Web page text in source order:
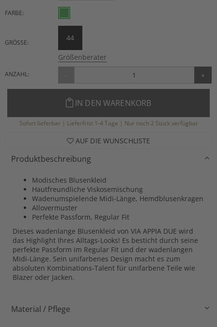
FARBE:
GRÖSSE:
44
Größenberater
ANZAHL: - +
IN DEN WARENKORB
Sofort lieferbar | Lieferfrist 1-4 Tage | Nur noch 2 Stück verfügbar
AUF DIE WUNSCHLISTE
Produktbeschreibung
Modisches Blusenkleid
Hautfreundliche Viskosemischung
Wadenumspielende Midi-Länge, Hemdblusenkragen
Allovermuster
Perfekte Passform, Regular Fit
Dieses wadenlange Blusenkleid von VIA APPIA DUE wird
das Highlight Ihres Alltags-Looks! Es besticht durch seine
perfekte Passform im Regular Fit und der wadenlangen
Midi-Länge. Sein unifarbenes Design macht es zum
absoluten Kombinations-Talent für unifarbene Teile wie
Blazer oder Jacken.
Material / Pflege